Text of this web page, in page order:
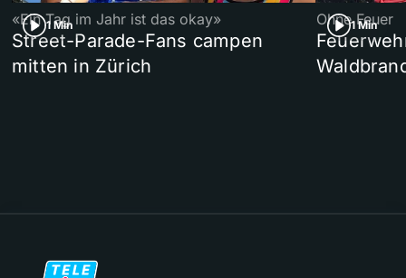
1 Min
«Ein Tag im Jahr ist das okay»
Street-Parade-Fans campen
mitten in Zürich
1 Min
Ohne Feuer